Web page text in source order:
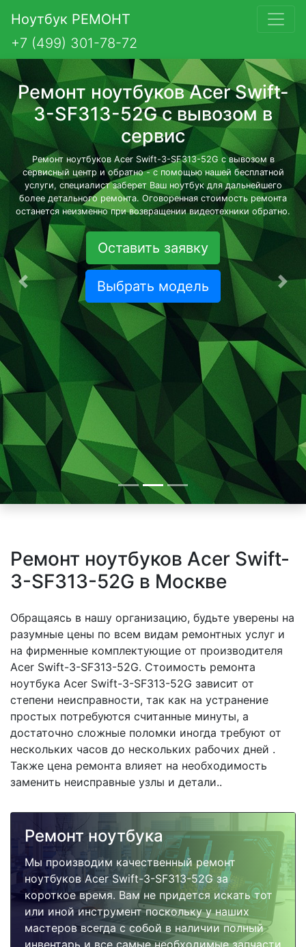
Ноутбук РЕМОНТ
+7 (499) 301-78-72
Ремонт ноутбуков Acer Swift-
3-SF313-52G с вывозом в
сервис
Ремонт ноутбуков Acer Swift-3-SF313-52G с вывозом в
сервисный центр и обратно - с помощью нашей бесплатной
услуги, специалист заберет Ваш ноутбук для дальнейшего
более детального ремонта. Оговоренная стоимость ремонта
останется неизменно при возвращении видеотехники обратно.
Оставить заявку
Выбрать модель
Предыдущая
Ремонт ноутбуков Acer Swift-
3-SF313-52G в Москве
Обращаясь в нашу организацию, будьте уверены на
разумные цены по всем видам ремонтных услуг и
на фирменные комплектующие от производителя
Acer Swift-3-SF313-52G. Стоимость ремонта
ноутбука Acer Swift-3-SF313-52G зависит от
степени неисправности, так как на устранение
простых потребуются считанные минуты, а
достаточно сложные поломки иногда требуют от
нескольких часов до нескольких рабочих дней .
Также цена ремонта влияет на необходимость
заменить неисправные узлы и детали..
Ремонт ноутбука
Мы производим качественный ремонт
ноутбуков Acer Swift-3-SF313-52G за
короткое время. Вам не придется искать тот
или иной инструмент поскольку у наших
мастеров всегда с собой в наличии полный
инвентарь и все самые необходимые запчасти